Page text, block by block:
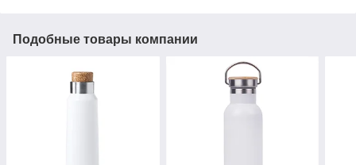
Подобные товары компании